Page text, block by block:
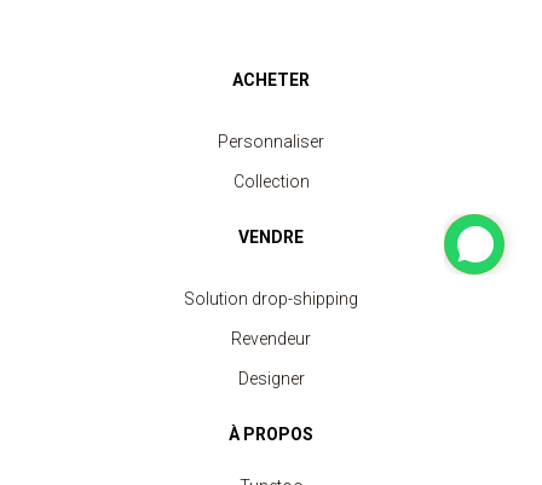
ACHETER
Personnaliser
Collection
VENDRE
Solution drop-shipping
Revendeur
Designer
À PROPOS